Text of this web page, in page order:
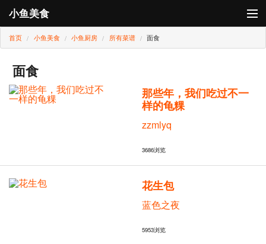
小鱼美食
登录
小鱼厨房
小鱼卡
首页 小鱼美食 小鱼厨房 所有菜谱 面食
面食
那些年，我们吃过不一
样的龟粿
zzmlyq
3686浏览
花生包
蓝色之夜
5953浏览